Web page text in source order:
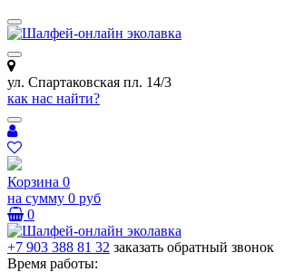
ул. Спартаковская пл. 14/3
как нас найти?
Корзина 0
на сумму 0 руб
0
+7 903 388 81 32 заказать обратный звонок
Время работы: